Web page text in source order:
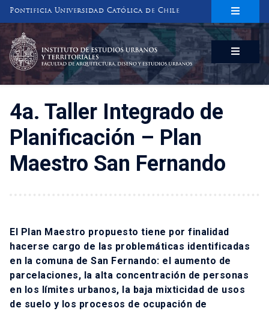
Pontificia Universidad Católica de Chile
INSTITUTO DE ESTUDIOS URBANOS
Y TERRITORIALES
FACULTAD DE ARQUITECTURA, DISEÑO Y ESTUDIOS URBANOS
4a. Taller Integrado de
Planificación – Plan
Maestro San Fernando
El Plan Maestro propuesto tiene por finalidad
hacerse cargo de las problemáticas identificadas
en la comuna de San Fernando: el aumento de
parcelaciones, la alta concentración de personas
en los límites urbanos, la baja mixticidad de usos
de suelo y los procesos de ocupación de